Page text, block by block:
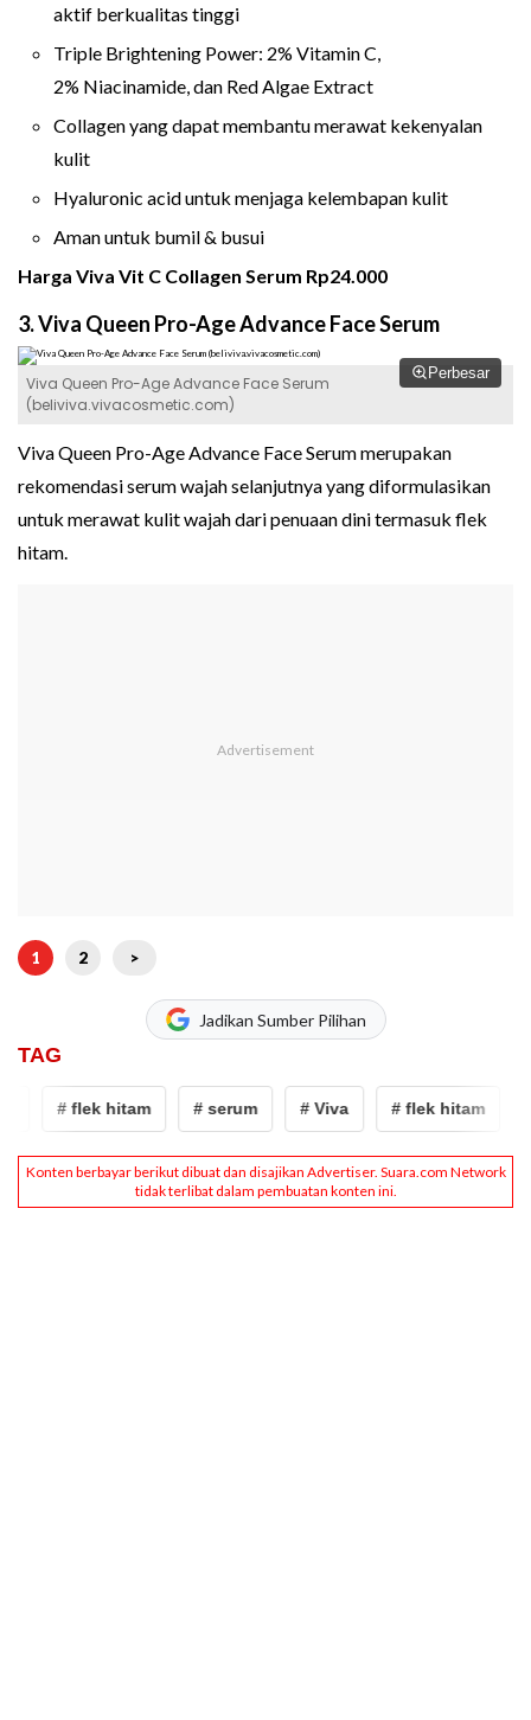
aktif berkualitas tinggi
Triple Brightening Power: 2% Vitamin C,
2% Niacinamide, dan Red Algae Extract
Collagen yang dapat membantu merawat kekenyalan
kulit
Hyaluronic acid untuk menjaga kelembapan kulit
Aman untuk bumil & busui
Harga Viva Vit C Collagen Serum Rp24.000
3. Viva Queen Pro-Age Advance Face Serum
Perbesar
Viva Queen Pro-Age Advance Face Serum
(beliviva.vivacosmetic.com)
Viva Queen Pro-Age Advance Face Serum merupakan
rekomendasi serum wajah selanjutnya yang diformulasikan
untuk merawat kulit wajah dari penuaan dini termasuk flek
hitam.
1 2 >
Jadikan Sumber Pilihan
TAG
# flek hitam # serum # Viva # flek hitam